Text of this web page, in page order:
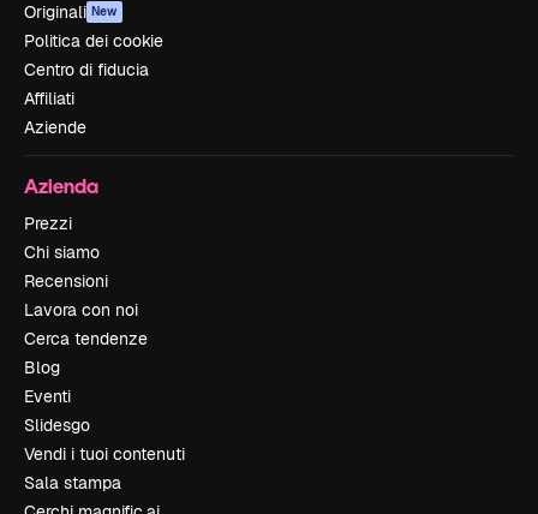
Originali New
Politica dei cookie
Centro di fiducia
Affiliati
Aziende
Azienda
Prezzi
Chi siamo
Recensioni
Lavora con noi
Cerca tendenze
Blog
Eventi
Slidesgo
Vendi i tuoi contenuti
Sala stampa